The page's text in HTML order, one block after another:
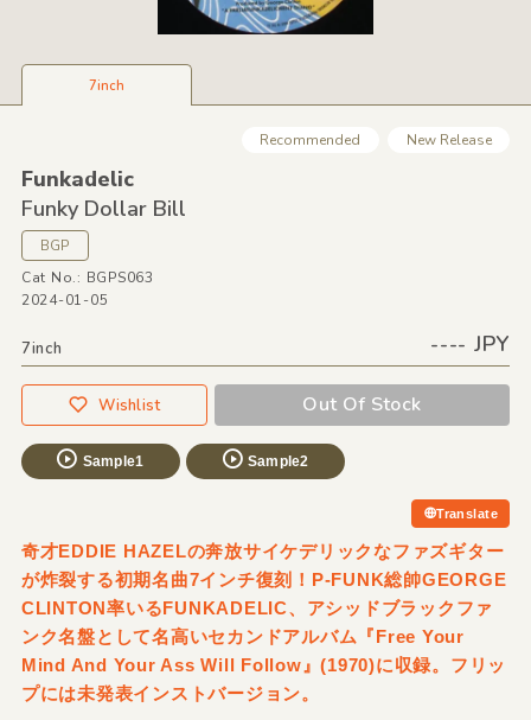
7inch
Recommended New Release
Funkadelic
Funky Dollar Bill
BGP
Cat No.: BGPS063
2024-01-05
7inch ---- JPY
Wishlist Out Of Stock
Sample1 Sample2
Translate
奇才EDDIE HAZELの奔放サイケデリックなファズギター
が炸裂する初期名曲7インチ復刻！P-FUNK総帥GEORGE
CLINTON率いるFUNKADELIC、アシッドブラックファ
ンク名盤として名高いセカンドアルバム『Free Your
Mind And Your Ass Will Follow』(1970)に収録。フリッ
プには未発表インストバージョン。